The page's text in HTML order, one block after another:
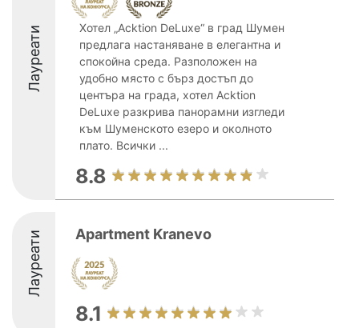
Лауреати
Хотел „Acktion DeLuxe“ в град Шумен
предлага настаняване в елегантна и
спокойна среда. Разположен на
удобно място с бърз достъп до
центъра на града, хотел Acktion
DeLuxe разкрива панорамни изгледи
към Шуменското езеро и околното
плато. Всички ...
8.8
Лауреати Apartment Kranevo
8.1